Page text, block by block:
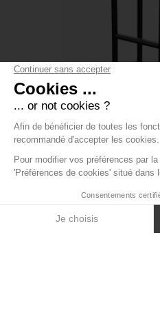
TABOURET DE